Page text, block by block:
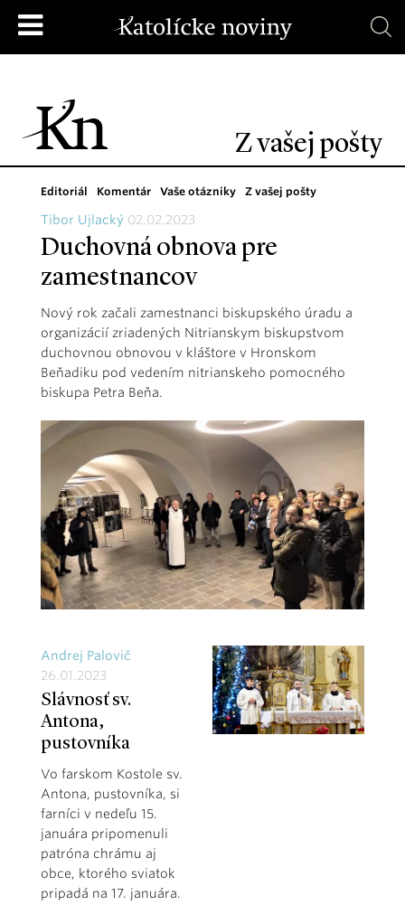
Z vašej pošty
Editoriál Komentár Vaše otázniky Z vašej pošty
Tibor Ujlacký 02.02.2023
Duchovná obnova pre
zamestnancov
Nový rok začali zamestnanci biskupského úradu a
organizácií zriadených Nitrianskym biskupstvom
duchovnou obnovou v kláštore v Hronskom
Beňadiku pod vedením nitrianskeho pomocného
biskupa Petra Beňa.
Andrej Palovič
26.01.2023
Slávnosť sv.
Antona,
pustovníka
Vo farskom Kostole sv.
Antona, pustovníka, si
farníci v nedeľu 15.
januára pripomenuli
patróna chrámu aj
obce, ktorého sviatok
pripadá na 17. januára.